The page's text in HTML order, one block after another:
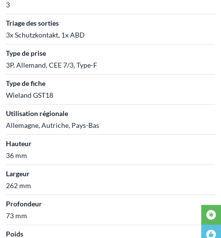
3
Triage des sorties
3x Schutzkontakt, 1x ABD
Type de prise
3P. Allemand, CEE 7/3, Type-F
Type de fiche
Wieland GST18
Utilisation régionale
Allemagne, Autriche, Pays-Bas
Hauteur
36 mm
Largeur
262 mm
Profondeur
73 mm
Poids